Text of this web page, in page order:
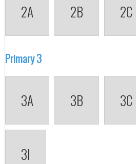
2A 2B 2C
Primary 3
3A 3B 3C
3I